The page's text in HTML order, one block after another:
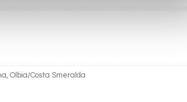
Olbia/Costa Smeralda